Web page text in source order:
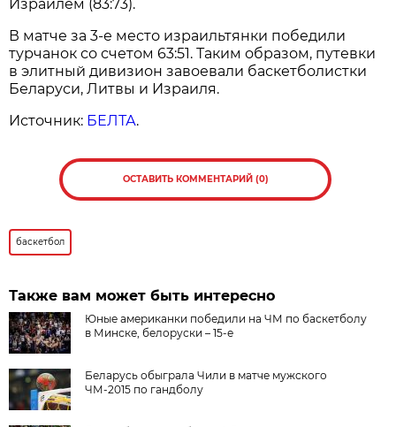
Израилем (83:73).
В матче за 3-е место израильтянки победили
турчанок со счетом 63:51. Таким образом, путевки
в элитный дивизион завоевали баскетболистки
Беларуси, Литвы и Израиля.
Источник: БЕЛТА.
ОСТАВИТЬ КОММЕНТАРИЙ (0)
баскетбол
Также вам может быть интересно
Юные американки победили на ЧМ по баскетболу
в Минске, белоруски – 15-е
Беларусь обыграла Чили в матче мужского
ЧМ-2015 по гандболу